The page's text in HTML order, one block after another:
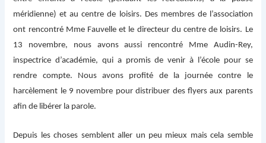
méridienne) et au centre de loisirs. Des membres de l’association
ont rencontré Mme Fauvelle et le directeur du centre de loisirs. Le
13 novembre, nous avons aussi rencontré Mme Audin-Rey,
inspectrice d’académie, qui a promis de venir à l’école pour se
rendre compte. Nous avons profité de la journée contre le
harcèlement le 9 novembre pour distribuer des flyers aux parents
afin de libérer la parole.
Depuis les choses semblent aller un peu mieux mais cela semble